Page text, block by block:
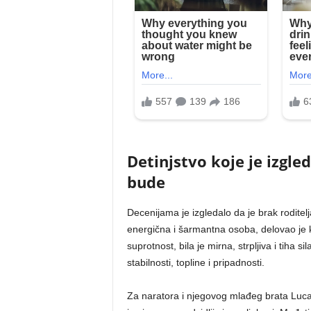
Detinjstvo koje je
bude
Decenijama je izgledalo da je brak
energična i šarmantna osoba, delovao
suprotnost, bila je mirna, strpljiva i tiha
stabilnosti, topline i pripadnosti.
Za naratora i njegovog mlađeg brata